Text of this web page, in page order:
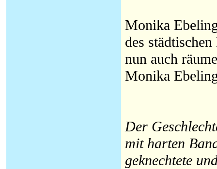
Monika
des
nun auch
Monika
Der
mit harten
geknechtete